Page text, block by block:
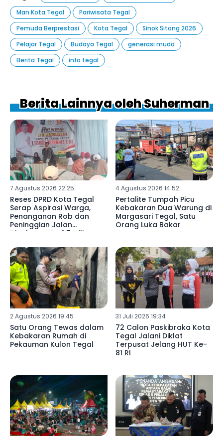
Man Kota Tegal
Pariwisata Tegal
Pemuda Berprestasi
Kota Tegal
Sinok Sitong 2026
Pelajar Tegal
Budaya Tegal
generasi muda
Berita Tegal
info tegal
Berita Lainnya oleh Suherman
7 Agustus 2026 22:25
Reses DPRD Kota Tegal
Serap Aspirasi Warga,
Penanganan Rob dan
Peninggian Jalan
Digelontor Rp4,7 Miliar
4 Agustus 2026 14:52
Pertalite Tumpah Picu
Kebakaran Dua Warung di
Margasari Tegal, Satu
Orang Luka Bakar
2 Agustus 2026 19:45
Satu Orang Tewas dalam
Kebakaran Rumah di
Pekauman Kulon Tegal
31 Juli 2026 19:34
72 Calon Paskibraka Kota
Tegal Jalani Diklat
Terpusat Jelang HUT Ke-
81 RI